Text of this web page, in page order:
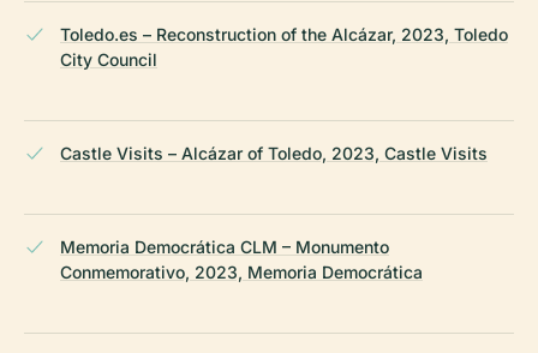
Toledo.es – Reconstruction of the Alcázar, 2023, Toledo
City Council
Castle Visits – Alcázar of Toledo, 2023, Castle Visits
Memoria Democrática CLM – Monumento
Conmemorativo, 2023, Memoria Democrática